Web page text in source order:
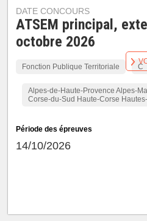
DATE CONCOURS
ATSEM principal,
octobre 2026
Fonction Publique Territoriale C
Alpes-de-Haute-Provence Alpes-
Corse-du-Sud Haute-Corse
Période des épreuves
14/10/2026